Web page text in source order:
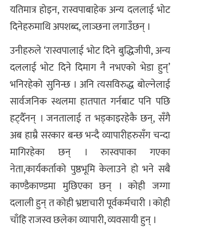
यतिमात्र होइन, रास्वपाबाहेक अन्य दललाई भोट
दिनेहरुमाथि अपशब्द, लाञ्छना लगाउँछन् ।
उनीहरुले ‘रास्वपालाई भोट दिने बुद्धिजीपी, अन्य
दललाई भोट दिने दिमाग नै नभएको भेडा हुन्‌’
भनिरहेको सुनिन्छ । अनि त्यसविरुद्ध बोल्नेलाई
सार्वजनिक स्थलमा हातपात गर्नबाट पनि पछि
हट्दैँनन् । जनतालाई त भड्काइरहेकै छन्, सँगै
अब हाम्रै सरकार बन्छ भन्दै व्यापारीहरुसँग चन्दा
मागिरहेका छन् । रुास्वपाका गएका
नेता,कार्यकर्ताको पुष्ठभूमि केलाउने हो भने सबै
काण्डैकाण्डमा मुछिएका छन् । कोही जग्गा
दलाली हुन् त कोही भ्रष्टाचारी पूर्वकर्मचारी । कोही
चाँहि राजस्व छलेका व्यापारी, व्यवसायी हुन् ।